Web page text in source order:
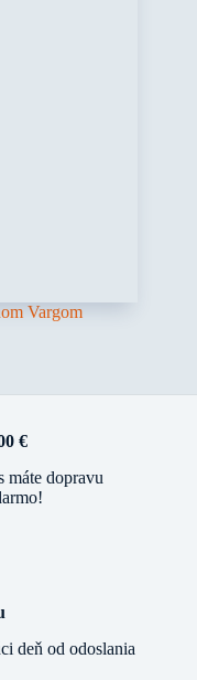
Vargom
€
máte dopravu
deň od odoslania